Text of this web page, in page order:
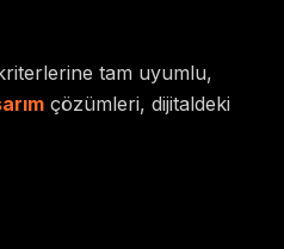
tam uyumlu,
çözümleri, dijitaldeki